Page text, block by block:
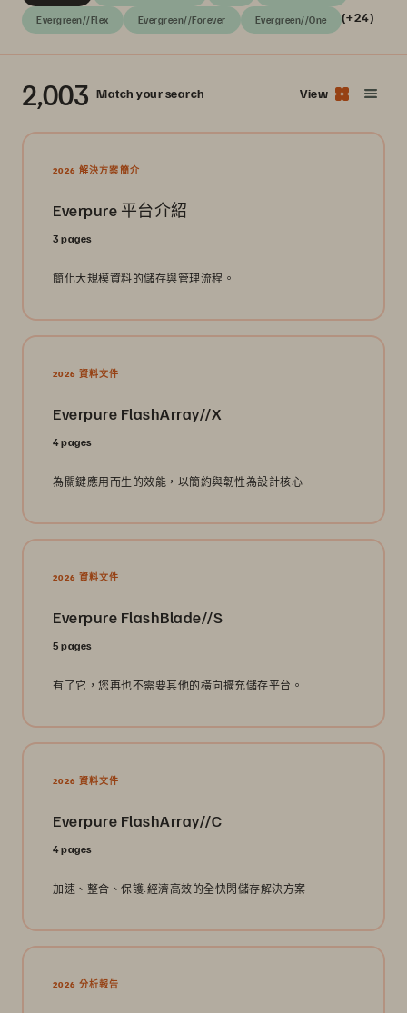
Evergreen//Flex Evergreen//Forever Evergreen//One (+24)
2,003 Match your search View
2026 解決方案簡介
Everpure 平台介紹
3 pages
簡化大規模資料的儲存與管理流程。
2026 資料文件
Everpure FlashArray//X
4 pages
為關鍵應用而生的效能，以簡約與韌性為設計核心
2026 資料文件
Everpure FlashBlade//S
5 pages
有了它，您再也不需要其他的橫向擴充儲存平台。
2026 資料文件
Everpure FlashArray//C
4 pages
加速、整合、保護:經濟高效的全快閃儲存解決方案
2026 分析報告